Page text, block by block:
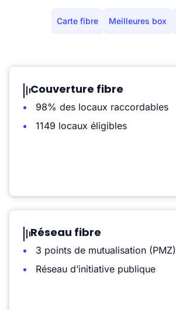
Carte fibre Meilleures box
Couverture fibre
98% des locaux raccordables
1149 locaux éligibles
Réseau fibre
3 points de mutualisation (PMZ)
Réseau d’initiative publique